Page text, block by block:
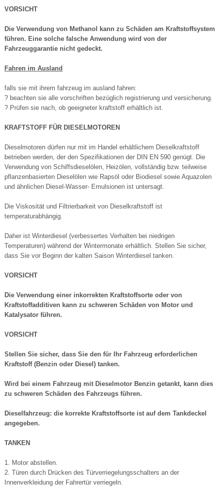
VORSICHT
Die Verwendung von Methanol kann zu Schäden am Kraftstoffsystem
führen. Eine solche falsche Anwendung wird von der
Fahrzeuggarantie nicht gedeckt.
Fahren im Ausland
falls sie mit ihrem fahrzeug im ausland fahren:
? beachten sie alle vorschriften bezüglich registrierung und versicherung.
? Prüfen sie nach, ob geeigneter kraftstoff erhältlich ist.
KRAFTSTOFF FÜR DIESELMOTOREN
Dieselmotoren dürfen nur mit im Handel erhältlichem Dieselkraftstoff
betrieben werden, der den Spezifikationen der DIN EN 590 genügt. Die
Verwendung von Schiffsdieselölen, Heizölen, vollständig bzw. teilweise
pflanzenbasierten Dieselölen wie Rapsöl oder Biodiesel sowie Aquazolen
und ähnlichen Diesel-Wasser- Emulsionen ist untersagt.
Die Viskosität und Filtrierbarkeit von Dieselkraftstoff ist
temperaturabhängig.
Daher ist Winterdiesel (verbessertes Verhalten bei niedrigen
Temperaturen) während der Wintermonate erhältlich. Stellen Sie sicher,
dass Sie vor Beginn der kalten Saison Winterdiesel tanken.
VORSICHT
Die Verwendung einer inkorrekten Kraftstoffsorte oder von
Kraftstoffadditiven kann zu schweren Schäden von Motor und
Katalysator führen.
VORSICHT
Stellen Sie sicher, dass Sie den für Ihr Fahrzeug erforderlichen
Kraftstoff (Benzin oder Diesel) tanken.
Wird bei einem Fahrzeug mit Dieselmotor Benzin getankt, kann dies
zu schweren Schäden des Fahrzeugs führen.
Dieselfahrzeug: die korrekte Kraftstoffsorte ist auf dem Tankdeckel
angegeben.
TANKEN
1. Motor abstellen.
2. Türen durch Drücken des Türverriegelungsschalters an der
Innenverkleidung der Fahrertür verriegeln.